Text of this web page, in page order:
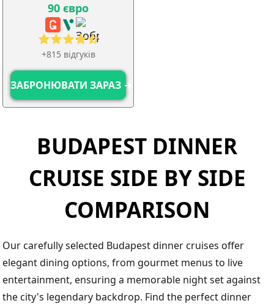
+815 відгуків
90 євро
ЗАБРОНЮВАТИ ЗАРАЗ →
BUDAPEST DINNER
CRUISE SIDE BY SIDE
COMPARISON
Our carefully selected Budapest dinner cruises offer
elegant dining options, from gourmet menus to live
entertainment, ensuring a memorable night set against
the city's legendary backdrop. Find the perfect dinner